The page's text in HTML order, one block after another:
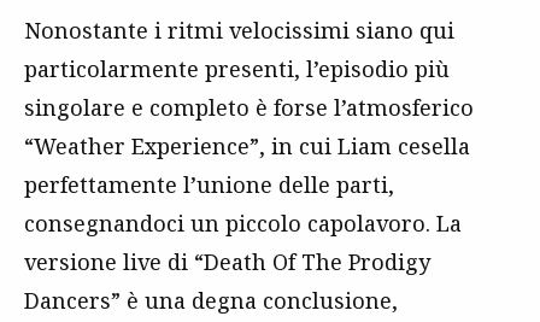
Nonostante i ritmi velocissimi siano qui
particolarmente presenti, l’episodio più
singolare e completo è forse l’atmosferico
“Weather Experience”, in cui Liam cesella
perfettamente l’unione delle parti,
consegnandoci un piccolo capolavoro. La
versione live di “Death Of The Prodigy
Dancers” è una degna conclusione,